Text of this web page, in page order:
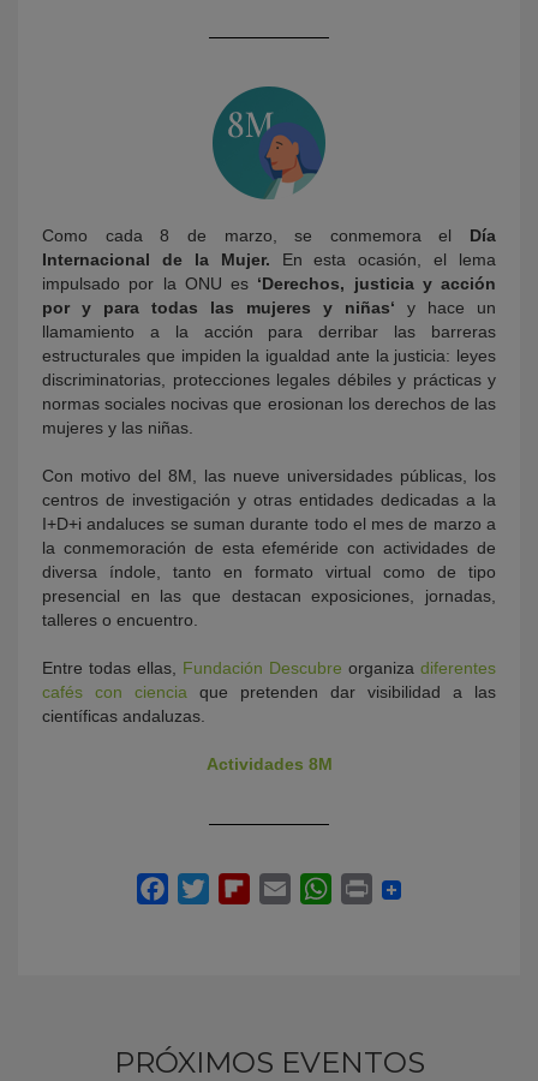
Como cada 8 de marzo, se conmemora el Día
Internacional de la Mujer. En esta ocasión, el lema
impulsado por la ONU es ‘Derechos, justicia y acción
por y para todas las mujeres y niñas‘ y hace un
llamamiento a la acción para derribar las barreras
estructurales que impiden la igualdad ante la justicia: leyes
discriminatorias, protecciones legales débiles y prácticas y
normas sociales nocivas que erosionan los derechos de las
mujeres y las niñas.
Con motivo del 8M, las nueve universidades públicas, los
centros de investigación y otras entidades dedicadas a la
I+D+i andaluces se suman durante todo el mes de marzo a
la conmemoración de esta efeméride con actividades de
diversa índole, tanto en formato virtual como de tipo
presencial en las que destacan exposiciones, jornadas,
talleres o encuentro.
Entre todas ellas, Fundación Descubre organiza diferentes
cafés con ciencia que pretenden dar visibilidad a las
científicas andaluzas.
Actividades 8M
PRÓXIMOS EVENTOS